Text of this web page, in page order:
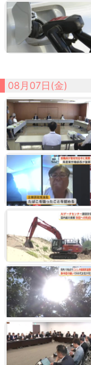
08月07日(金)